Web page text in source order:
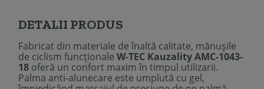
DETALII PRODUS
Fabricat din materiale de înaltă calitate, mănușile
de ciclism funcționale W-TEC Kauzality AMC-1043-
18 oferă un confort maxim în timpul utilizarii.
Palma anti-alunecare este umplută cu gel,